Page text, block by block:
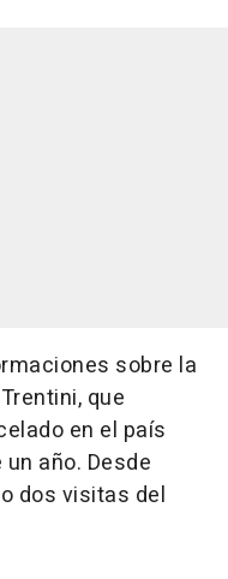
sobre la
que
en el país
año. Desde
dos visitas del